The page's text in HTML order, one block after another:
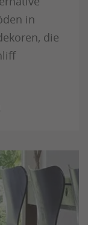
in
die